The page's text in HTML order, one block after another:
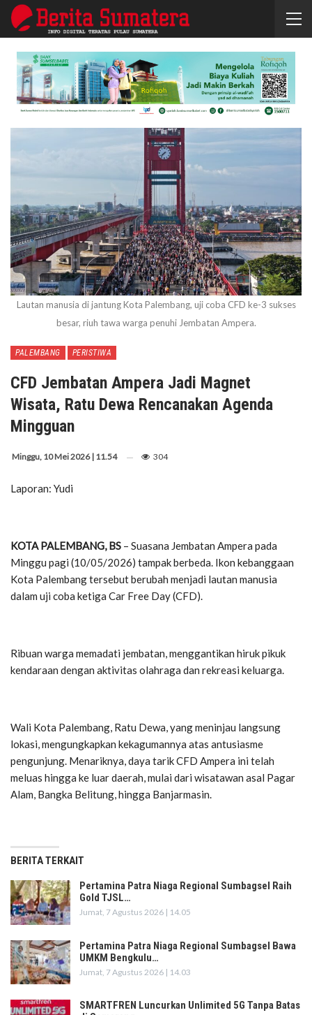
Lautan manusia di jantung Kota Palembang, uji coba CFD ke-3 sukses
besar, riuh tawa warga penuhi Jembatan Ampera.
PALEMBANG PERISTIWA
CFD Jembatan Ampera Jadi Magnet
Wisata, Ratu Dewa Rencanakan Agenda
Mingguan
Minggu, 10 Mei 2026 | 11.54 304
Laporan: Yudi
KOTA PALEMBANG, BS – Suasana Jembatan Ampera pada
Minggu pagi (10/05/2026) tampak berbeda. Ikon kebanggaan
Kota Palembang tersebut berubah menjadi lautan manusia
dalam uji coba ketiga Car Free Day (CFD).
Ribuan warga memadati jembatan, menggantikan hiruk pikuk
kendaraan dengan aktivitas olahraga dan rekreasi keluarga.
Wali Kota Palembang, Ratu Dewa, yang meninjau langsung
lokasi, mengungkapkan kekagumannya atas antusiasme
pengunjung. Menariknya, daya tarik CFD Ampera ini telah
meluas hingga ke luar daerah, mulai dari wisatawan asal Pagar
Alam, Bangka Belitung, hingga Banjarmasin.
BERITA TERKAIT
Pertamina Patra Niaga Regional Sumbagsel Raih
Gold TJSL…
Jumat, 7 Agustus 2026 | 14.05
Pertamina Patra Niaga Regional Sumbagsel Bawa
UMKM Bengkulu…
Jumat, 7 Agustus 2026 | 14.03
SMARTFREN Luncurkan Unlimited 5G Tanpa Batas